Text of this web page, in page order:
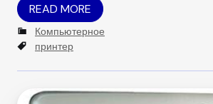
READ MORE
C
a
e
o
Компьютерное
T
g
принтер